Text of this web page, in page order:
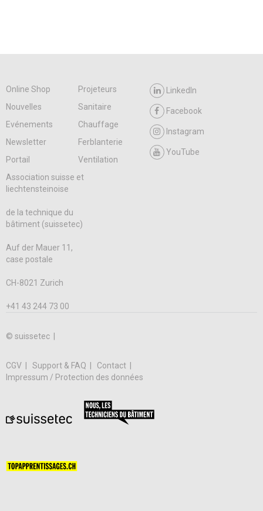
Online Shop
Projeteurs
Nouvelles
Sanitaire
Evénements
Chauffage
Newsletter
Ferblanterie
Portail
Ventilation
LinkedIn
Facebook
Instagram
YouTube
Association suisse et
liechtensteinoise
de la technique du
bâtiment (suissetec)
Auf der Mauer 11,
case postale
CH-8021 Zurich
+41 43 244 73 00
© suissetec |
CGV Support & FAQ
Contact
Impressum / Protection des données